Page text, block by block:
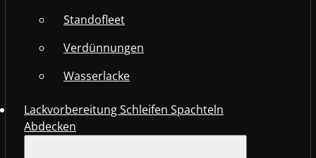
Standofleet
Verdünnungen
Wasserlacke
Lackvorbereitung Schleifen Spachteln
Abdecken